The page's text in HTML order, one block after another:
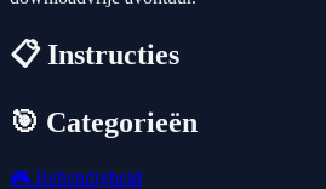
📋 Instructies
🎯 Categorieën
🎮 Behendigheid